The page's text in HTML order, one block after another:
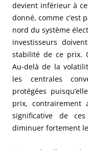
devient inférieur à
donné, comme c’est
nord du système
investisseurs
stabilité de ce prix.
Au-delà de la
les centrales
protégées
prix, contrairement
significative de
diminuer fortement